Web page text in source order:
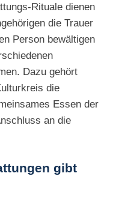
Rituale dienen
die Trauer
Person bewältigen
Dazu gehört
die
Essen der
an die
gibt